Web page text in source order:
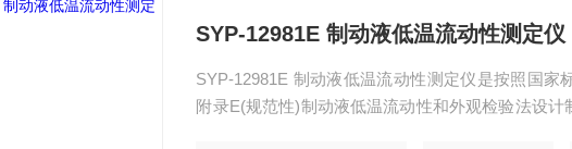
SYP-12981E 制动液低温流动性测定仪
SYP-12981E 制动液低温流动性测定仪是按照国家
附录E(规范性)制动液低温流动性和外观检验法设